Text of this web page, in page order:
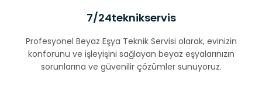
7/24teknikservis
Profesyonel Beyaz Eşya Teknik Servisi olarak, evinizin
konforunu ve işleyişini sağlayan beyaz eşyalarınızın
sorunlarına ve güvenilir çözümler sunuyoruz.